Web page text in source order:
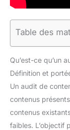
Table des
Qu’est-ce qu’un
Définition et
Un audit de
contenus
contenus
faibles. L’objectif